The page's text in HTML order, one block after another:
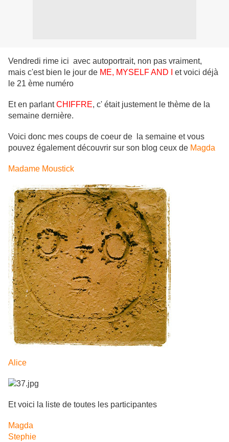
Vendredi rime ici avec autoportrait, non pas vraiment,
mais c'est bien le jour de ME, MYSELF AND I
et voici déjà
le 21 ème numéro
Et en parlantCHIFFRE, c' était justement le thème de la
semaine dernière.
Voici donc mes coups de coeur de la semaine et vous
pouvez également découvrir sur son blog ceux de Magda
Madame Moustick
Alice
Et voici la liste de toutes les participantes
Magda
Stephie